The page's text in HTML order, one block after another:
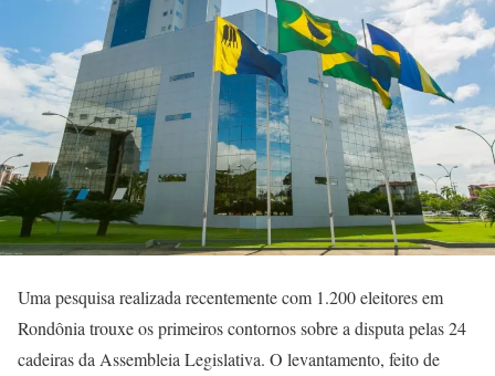
Uma pesquisa realizada recentemente com 1.200 eleitores em
Rondônia trouxe os primeiros contornos sobre a disputa pelas 24
cadeiras da Assembleia Legislativa. O levantamento, feito de